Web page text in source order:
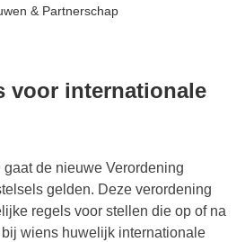
& Partnerschap
voor internationale
de nieuwe Verordening
gelden. Deze verordening
regels voor stellen die op of na
wiens huwelijk internationale